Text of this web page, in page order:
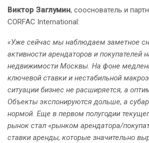
Виктор Заглумин, сооснователь и
CORFAC International:
«Уже сейчас мы наблюдаем заметное
активности арендаторов и покупателей
недвижимости Москвы. На фоне
ключевой ставки и нестабильной
ситуации бизнес не расширяется, а
Объекты экспонируются дольше, а
нормой. Еще в первом полугодии
рынок стал «рынком арендатора/
ставки аренды, которые значительно